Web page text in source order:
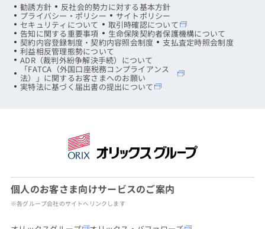
勧誘方針 反社会的勢力に対する基本方針
プライバシー・ポリシー サイトポリシー
セキュリティについて 取引時確認について
告知に関する重要事項 生命保険契約者保護機構について
契約内容登録制度・契約内容照会制度 支払査定時照会制度
利益相反管理態勢について
ADR（裁判外紛争解決手続）について
「FATCA（外国口座税務コンプライアンス
法）」に関するお客さまへのお願い
実特法に基づく届出書の提出について
個人のお客さま向けサービスのご案内
※各グループ会社のサイトへリンクします